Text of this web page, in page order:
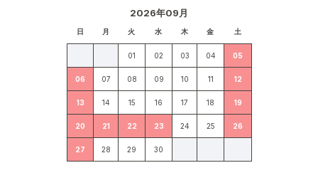
2026年09月
日 月 火 水 木 金 土
01 02 03 04 05
06 07 08 09 10 11 12
13 14 15 16 17 18 19
20 21 22 23 24 25 26
27 28 29 30